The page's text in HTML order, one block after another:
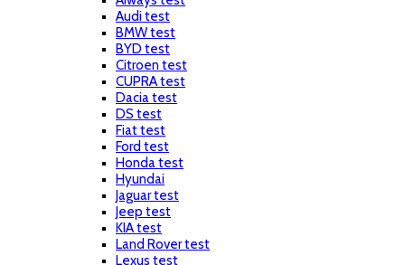
Audi test
BMW test
BYD test
Citroen test
CUPRA test
Dacia test
DS test
Fiat test
Ford test
Honda test
Hyundai
Jaguar test
Jeep test
KIA test
Land Rover test
Lexus test